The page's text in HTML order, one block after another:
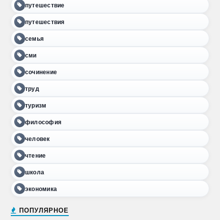
путешествие
путешествия
семья
сми
сочинение
труд
туризм
философия
человек
чтение
школа
экономика
ПОПУЛЯРНОЕ